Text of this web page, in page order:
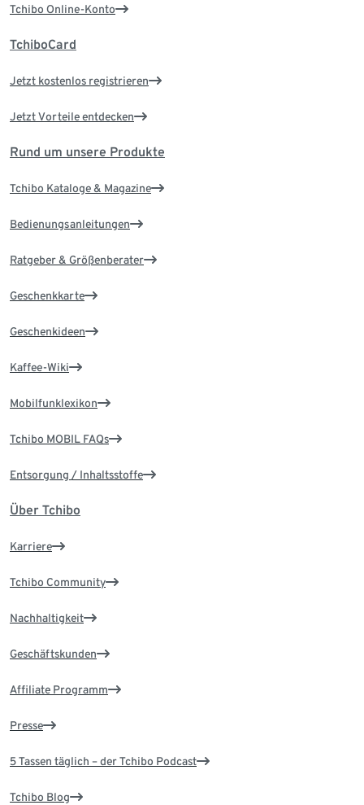
Tchibo Online-Konto
TchiboCard
Jetzt kostenlos registrieren
Jetzt Vorteile entdecken
Rund um unsere Produkte
Tchibo Kataloge & Magazine
Bedienungsanleitungen
Ratgeber & Größenberater
Geschenkkarte
Geschenkideen
Kaffee-Wiki
Mobilfunklexikon
Tchibo MOBIL FAQs
Entsorgung / Inhaltsstoffe
Über Tchibo
Karriere
Tchibo Community
Nachhaltigkeit
Geschäftskunden
Affiliate Programm
Presse
5 Tassen täglich – der Tchibo Podcast
Tchibo Blog